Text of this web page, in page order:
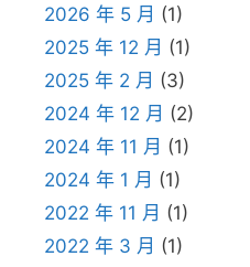
2026 年 5 月 (1)
2025 年 12 月 (1)
2025 年 2 月 (3)
2024 年 12 月 (2)
2024 年 11 月 (1)
2024 年 1 月 (1)
2022 年 11 月 (1)
2022 年 3 月 (1)